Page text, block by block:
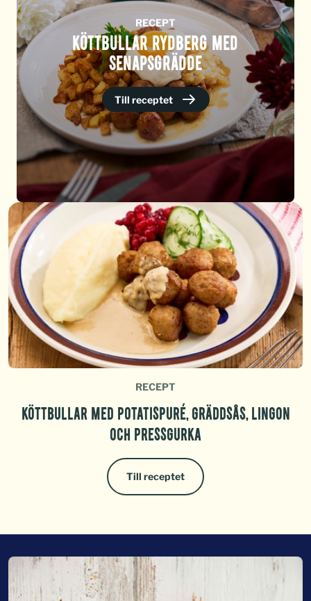
RECEPT
KÖTTBULLAR RYDBERG MED
SENAPSGRÄDDE
Till receptet
RECEPT
KÖTTBULLAR MED POTATISPURÉ, GRÄDDSÅS, LINGON
OCH PRESSGURKA
Till receptet